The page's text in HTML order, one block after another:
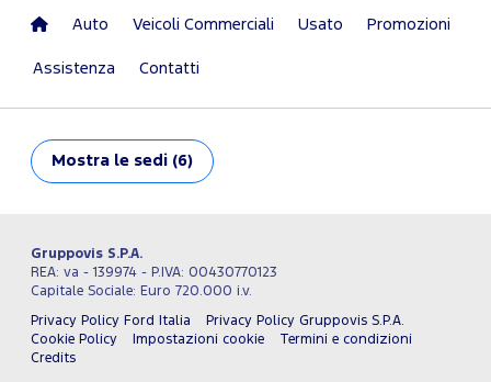
Auto Veicoli Commerciali Usato Promozioni
Assistenza Contatti
Mostra le sedi (6)
Gruppovis S.P.A.
REA: va - 139974 - P.IVA: 00430770123
Capitale Sociale: Euro 720.000 i.v.
Privacy Policy Ford Italia
Privacy Policy Gruppovis S.P.A.
Cookie Policy
Impostazioni cookie
Termini e condizioni
Credits